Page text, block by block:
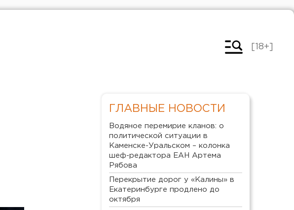
[18+]
ГЛАВНЫЕ НОВОСТИ
Водяное перемирие кланов: о
политической ситуации в
Каменске-Уральском – колонка
шеф-редактора ЕАН Артема
Рябова
Перекрытие дорог у «Калины» в
Екатеринбурге продлено до
октября